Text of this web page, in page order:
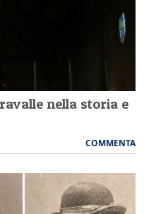
nella storia e
COMMENTA